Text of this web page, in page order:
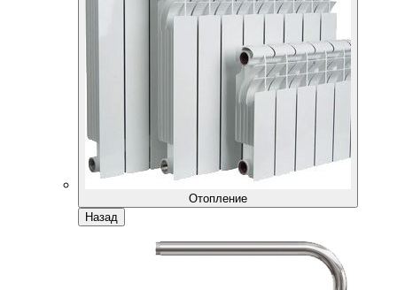
Отопление
Назад